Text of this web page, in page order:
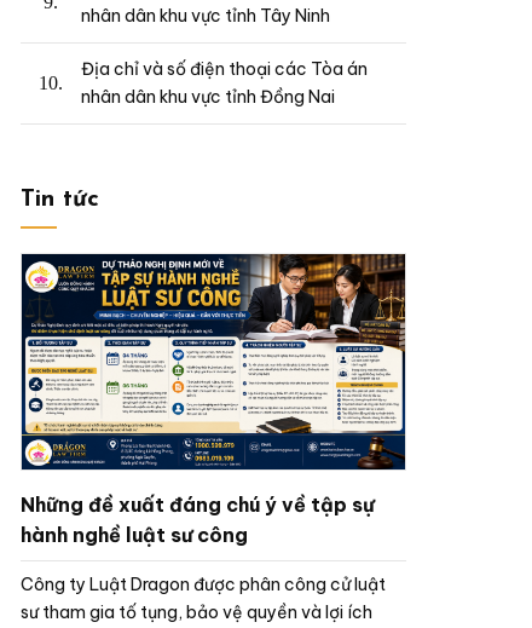
nhân dân khu vực tỉnh Tây Ninh
Địa chỉ và số điện thoại các Tòa án
nhân dân khu vực tỉnh Đồng Nai
Tin tức
Những đề xuất đáng chú ý về tập sự
hành nghề luật sư công
Công ty Luật Dragon được phân công cử luật
sư tham gia tố tụng, bảo vệ quyền và lợi ích